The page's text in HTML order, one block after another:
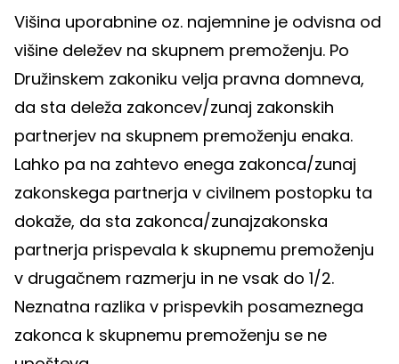
Višina uporabnine oz. najemnine je odvisna od
višine deležev na skupnem premoženju. Po
Družinskem zakoniku velja pravna domneva,
da sta deleža zakoncev/zunaj zakonskih
partnerjev na skupnem premoženju enaka.
Lahko pa na zahtevo enega zakonca/zunaj
zakonskega partnerja v civilnem postopku ta
dokaže, da sta zakonca/zunajzakonska
partnerja prispevala k skupnemu premoženju
v drugačnem razmerju in ne vsak do 1/2.
Neznatna razlika v prispevkih posameznega
zakonca k skupnemu premoženju se ne